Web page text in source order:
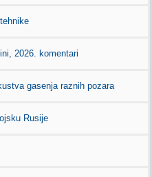
2026. komentari
gasenja raznih pozara
Rusije